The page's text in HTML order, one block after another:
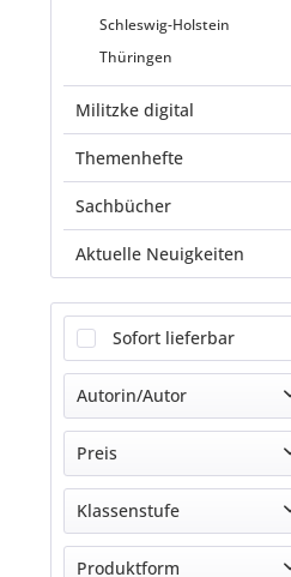
Schleswig-Holstein
Thüringen
Militzke digital
Themenhefte
Sachbücher
Aktuelle Neuigkeiten
Sofort lieferbar
Autorin/Autor
Anneli Arnold-Hofbauer, Julia Ohl
Antje Köhler
Arnold Lorenzen (Hg.)
Barbara Brüning
Preis
von8,90 €bis38,90 €
Klassenstufe
1. Klasse
Produktform